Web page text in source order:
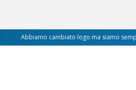
Abbiamo cambiato logo ma siamo